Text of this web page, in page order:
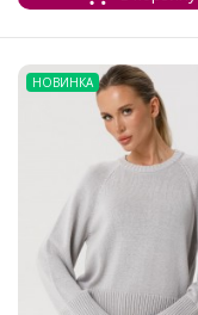
НОВИНКА